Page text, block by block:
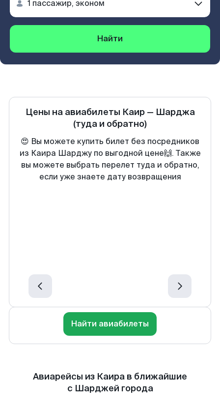
Найти
Цены на авиабилеты Каир— Шарджа
(туда и обратно)
😍 Вы можете купить билет без посредников
из Каира Шарджу по выгодной цене🙌. Также
вы можете выбрать перелет туда и обратно,
если уже знаете дату возвращения
Найти авиабилеты
Авиарейсы из Каира в ближайшие
с Шарджей города